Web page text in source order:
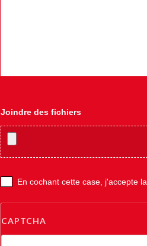
Joindre des fichiers
En cochant cette case, j'accepte la
CAPTCHA